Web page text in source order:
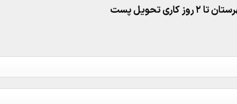
2 روز کاری تحویل پست